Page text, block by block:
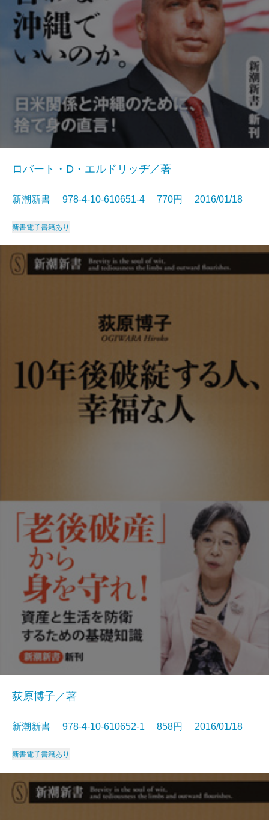
ロバート・D・エルドリッヂ／著
新潮新書 978-4-10-610651-4 770円 2016/01/18
新書電子書籍あり
荻原博子／著
新潮新書 978-4-10-610652-1 858円 2016/01/18
新書電子書籍あり